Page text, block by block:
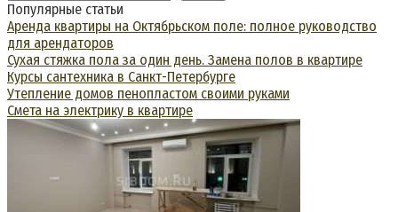
Популярные статьи
Аренда квартиры на Октябрьском поле: полное руководство
для арендаторов
Сухая стяжка пола за один день. Замена полов в квартире⁠⁠
Курсы сантехника в Санкт-Петербурге
Утепление домов пенопластом своими руками
Смета на электрику в квартире